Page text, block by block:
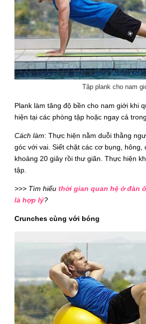
Tập plank cho nam
Plank làm tăng độ bền cho nam giới khi
hiện tại các phòng tập hoặc ngay cả
Cách làm: Thực hiện nằm duỗi thằng
góc với vai. Siết chặt các cơ bụng, hông,
khoảng 20 giây rồi thư giãn. Thực hiện
tập.
>>> Tìm hiểuthời gian quan hệ ở đàn
là hợp lý?
Crunches cùng với bóng